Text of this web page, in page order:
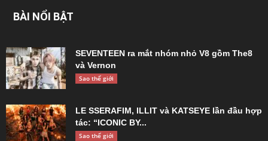
BÀI NỔI BẬT
SEVENTEEN ra mắt nhóm nhỏ V8 gồm The8
và Vernon
Sao thế giới
LE SSERAFIM, ILLIT và KATSEYE lần đầu hợp
tác: “ICONIC BY...
Sao thế giới